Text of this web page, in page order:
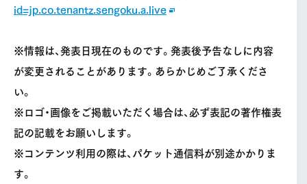
id=jp.co.tenantz.sengoku.a.live
※情報は、発表日現在のものです。発表後予告なしに内容
が変更されることがあります。あらかじめご了承くださ
い。
※ロゴ・画像をご掲載いただく場合は、必ず表記の著作権表
記の記載をお願いします。
※コンテンツ利用の際は、パケット通信料が別途かかりま
す。